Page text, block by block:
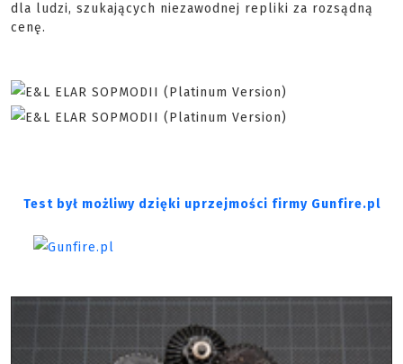
dla ludzi, szukających niezawodnej repliki za rozsądną
cenę.
Test był możliwy dzięki uprzejmości firmy Gunfire.pl